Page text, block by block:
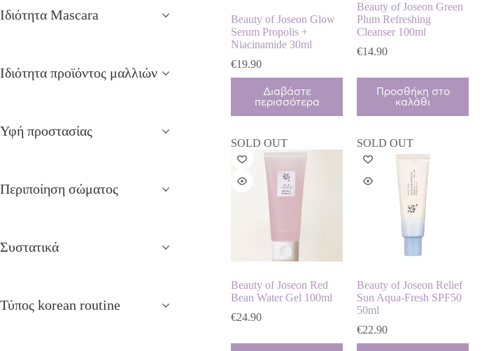
Beauty of Joseon Glow
Serum Propolis +
Niacinamide 30ml
€19.90
Διαβάστε
περισσότερα
Beauty of Joseon Green
Plum Refreshing
Cleanser 100ml
€14.90
Προσθήκη στο
καλάθι
SOLD OUT
Beauty of Joseon Red
Bean Water Gel 100ml
€24.90
SOLD OUT
Beauty of Joseon Relief
Sun Aqua-Fresh SPF50
50ml
€22.90
Ιδιότητα Mascara
Ιδιότητα προϊόντος μαλλιών
Υφή προστασίας
Περιποίηση σώματος
Συστατικά
Τύπος korean routine